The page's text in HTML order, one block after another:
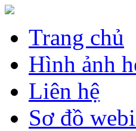
Trang chủ
Hình ảnh
Liên hệ
Sơ đồ